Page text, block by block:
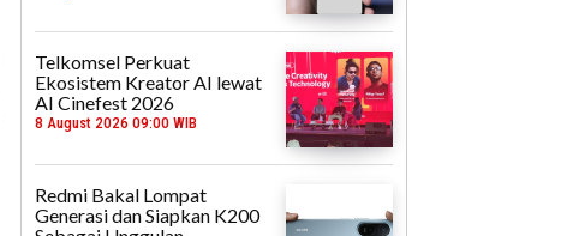
Telkomsel Perkuat
Ekosistem Kreator AI lewat
AI Cinefest 2026
8 August 2026 09:00 WIB
Redmi Bakal Lompat
Generasi dan Siapkan K200